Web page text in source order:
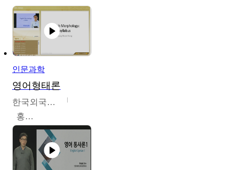
인문과학
영어형태론
한국외국어대학교
홍성훈